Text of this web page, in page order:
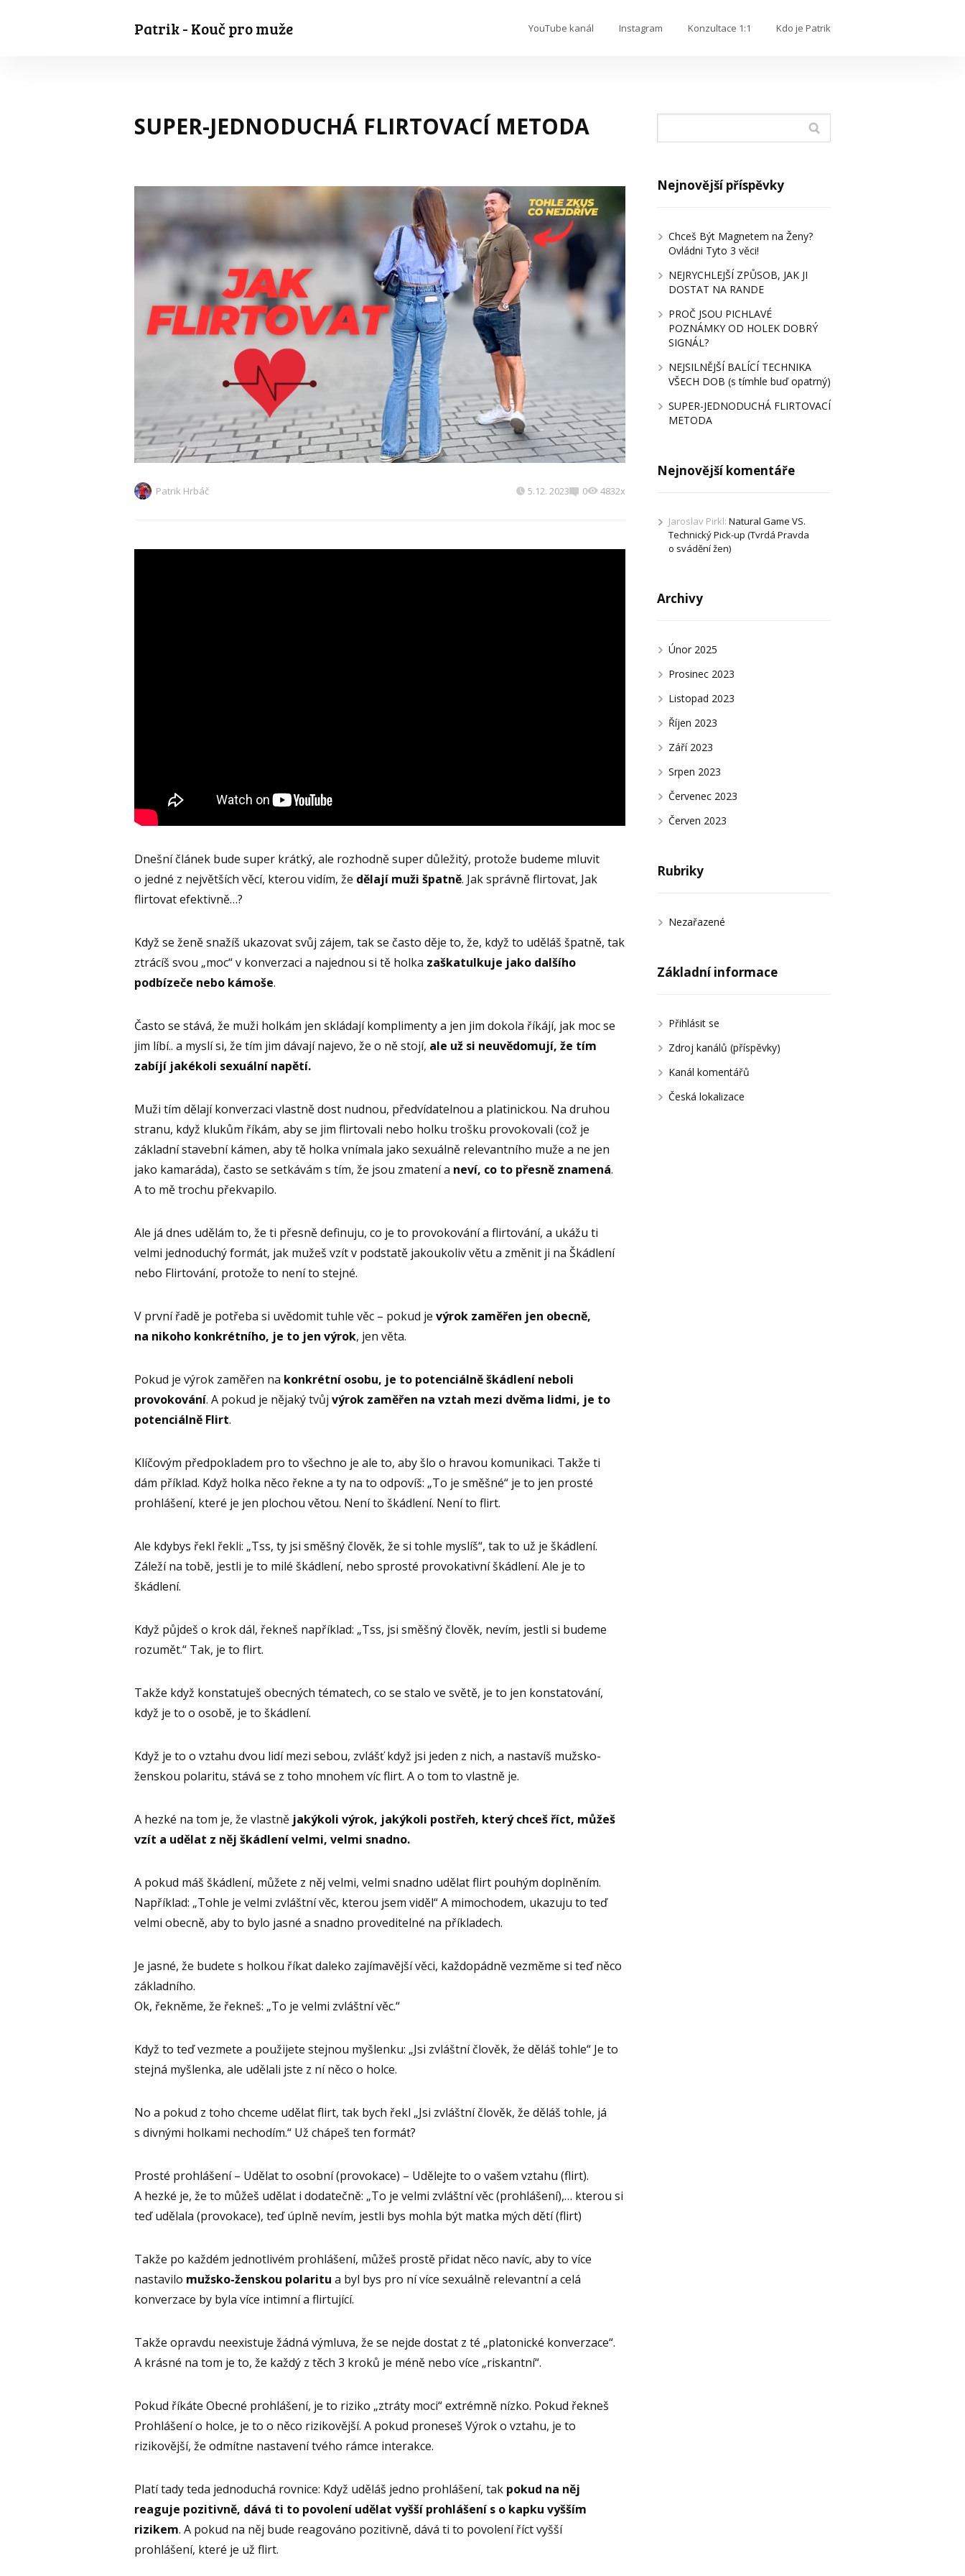
Patrik - Kouč pro muže YouTube kanál Instagram Konzultace 1:1 Kdo je Patrik
SUPER-JEDNODUCHÁ FLIRTOVACÍ METODA
Patrik Hrbáč 5.12. 2023 0 4832x
Dnešní článek bude super krátký, ale rozhodně super důležitý, protože budeme mluvit
o jedné z největších věcí, kterou vidím, že dělají muži špatně. Jak správně flirtovat, Jak
flirtovat efektivně…?
Když se ženě snažíš ukazovat svůj zájem, tak se často děje to, že, když to uděláš špatně, tak
ztrácíš svou „moc“ v konverzaci a najednou si tě holka zaškatulkuje jako dalšího
podbízeče nebo kámoše.
Často se stává, že muži holkám jen skládají komplimenty a jen jim dokola říkájí, jak moc se
jim líbí.. a myslí si, že tím jim dávají najevo, že o ně stojí, ale už si neuvědomují, že tím
zabíjí jakékoli sexuální napětí.
Muži tím dělají konverzaci vlastně dost nudnou, předvídatelnou a platinickou. Na druhou
stranu, když klukům říkám, aby se jim flirtovali nebo holku trošku provokovali (což je
základní stavební kámen, aby tě holka vnímala jako sexuálně relevantního muže a ne jen
jako kamaráda), často se setkávám s tím, že jsou zmatení a neví, co to přesně znamená.
A to mě trochu překvapilo.
Ale já dnes udělám to, že ti přesně definuju, co je to provokování a flirtování, a ukážu ti
velmi jednoduchý formát, jak mužeš vzít v podstatě jakoukoliv větu a změnit ji na Škádlení
nebo Flirtování, protože to není to stejné.
V první řadě je potřeba si uvědomit tuhle věc – pokud je výrok zaměřen jen obecně,
na nikoho konkrétního, je to jen výrok, jen věta.
Pokud je výrok zaměřen na konkrétní osobu, je to potenciálně škádlení neboli
provokování. A pokud je nějaký tvůj výrok zaměřen na vztah mezi dvěma lidmi, je to
potenciálně Flirt.
Klíčovým předpokladem pro to všechno je ale to, aby šlo o hravou komunikaci. Takže ti
dám příklad. Když holka něco řekne a ty na to odpovíš: „To je směšné“ je to jen prosté
prohlášení, které je jen plochou větou. Není to škádlení. Není to flirt.
Ale kdybys řekl řekli: „Tss, ty jsi směšný člověk, že si tohle myslíš“, tak to už je škádlení.
Záleží na tobě, jestli je to milé škádlení, nebo sprosté provokativní škádlení. Ale je to
škádlení.
Když půjdeš o krok dál, řekneš například: „Tss, jsi směšný člověk, nevím, jestli si budeme
rozumět.“ Tak, je to flirt.
Takže když konstatuješ obecných tématech, co se stalo ve světě, je to jen konstatování,
když je to o osobě, je to škádlení.
Když je to o vztahu dvou lidí mezi sebou, zvlášť když jsi jeden z nich, a nastavíš mužsko-
ženskou polaritu, stává se z toho mnohem víc flirt. A o tom to vlastně je.
A hezké na tom je, že vlastně jakýkoli výrok, jakýkoli postřeh, který chceš říct, můžeš
vzít a udělat z něj škádlení velmi, velmi snadno.
A pokud máš škádlení, můžete z něj velmi, velmi snadno udělat flirt pouhým doplněním.
Například: „Tohle je velmi zvláštní věc, kterou jsem viděl“ A mimochodem, ukazuju to teď
velmi obecně, aby to bylo jasné a snadno proveditelné na příkladech.
Je jasné, že budete s holkou říkat daleko zajímavější věci, každopádně vezměme si teď něco
základního.
Ok, řekněme, že řekneš: „To je velmi zvláštní věc.“
Když to teď vezmete a použijete stejnou myšlenku: „Jsi zvláštní člověk, že děláš tohle“ Je to
stejná myšlenka, ale udělali jste z ní něco o holce.
No a pokud z toho chceme udělat flirt, tak bych řekl „Jsi zvláštní člověk, že děláš tohle, já
s divnými holkami nechodím.“ Už chápeš ten formát?
Prosté prohlášení – Udělat to osobní (provokace) – Udělejte to o vašem vztahu (flirt).
A hezké je, že to můžeš udělat i dodatečně: „To je velmi zvláštní věc (prohlášení),… kterou si
teď udělala (provokace), teď úplně nevím, jestli bys mohla být matka mých dětí (flirt)
Takže po každém jednotlivém prohlášení, můžeš prostě přidat něco navíc, aby to více
nastavilo mužsko-ženskou polaritu a byl bys pro ní více sexuálně relevantní a celá
konverzace by byla více intimní a flirtující.
Takže opravdu neexistuje žádná výmluva, že se nejde dostat z té „platonické konverzace“.
A krásné na tom je to, že každý z těch 3 kroků je méně nebo více „riskantní“.
Pokud říkáte Obecné prohlášení, je to riziko „ztráty moci“ extrémně nízko. Pokud řekneš
Prohlášení o holce, je to o něco rizikovější. A pokud proneseš Výrok o vztahu, je to
rizikovější, že odmítne nastavení tvého rámce interakce.
Platí tady teda jednoduchá rovnice: Když uděláš jedno prohlášení, tak pokud na něj
reaguje pozitivně, dává ti to povolení udělat vyšší prohlášení s o kapku vyšším
rizikem. A pokud na něj bude reagováno pozitivně, dává ti to povolení říct vyšší
prohlášení, které je už flirt.
Nejnovější příspěvky
Chceš Být Magnetem na Ženy?
Ovládni Tyto 3 věci!
NEJRYCHLEJŠÍ ZPŮSOB, JAK JI
DOSTAT NA RANDE
PROČ JSOU PICHLAVÉ
POZNÁMKY OD HOLEK DOBRÝ
SIGNÁL?
NEJSILNĚJŠÍ BALÍCÍ TECHNIKA
VŠECH DOB (s tímhle buď opatrný)
SUPER-JEDNODUCHÁ FLIRTOVACÍ
METODA
Nejnovější komentáře
Jaroslav Pirkl: Natural Game VS.
Technický Pick-up (Tvrdá Pravda
o svádění žen)
Archivy
Únor 2025
Prosinec 2023
Listopad 2023
Říjen 2023
Září 2023
Srpen 2023
Červenec 2023
Červen 2023
Rubriky
Nezařazené
Základní informace
Přihlásit se
Zdroj kanálů (příspěvky)
Kanál komentářů
Česká lokalizace